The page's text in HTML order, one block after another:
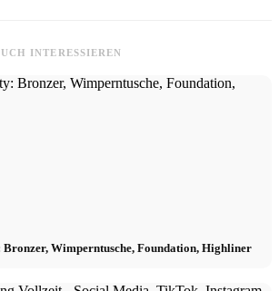
INTERESSIEREN
Bronzer, Wimperntusche, Foundation, Highliner